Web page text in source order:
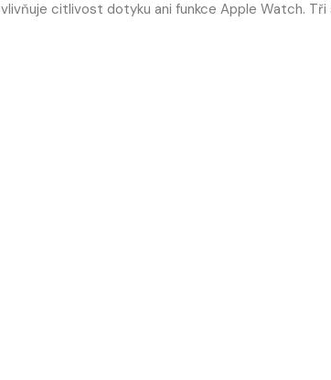
citlivost dotyku ani funkce Apple Watch. Tři